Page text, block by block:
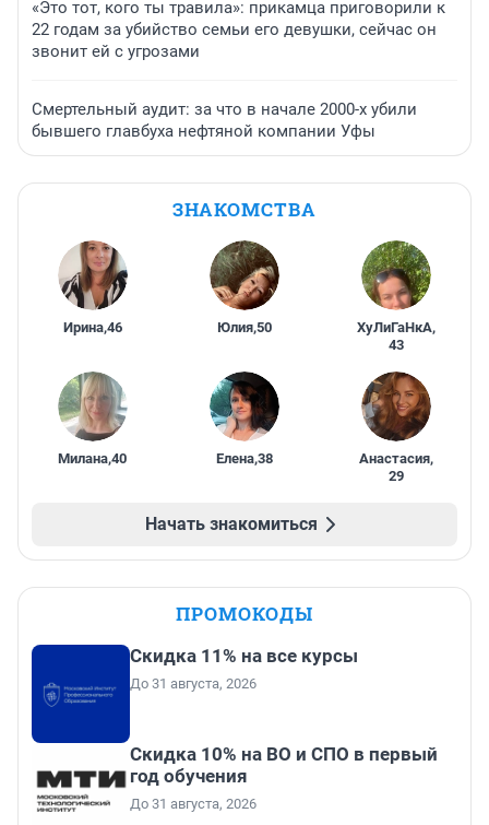
«Это тот, кого ты травила»: прикамца приговорили к
22 годам за убийство семьи его девушки, сейчас он
звонит ей с угрозами
Смертельный аудит: за что в начале 2000-х убили
бывшего главбуха нефтяной компании Уфы
ЗНАКОМСТВА
Ирина,46 Юлия,50 ХуЛиГаНкА,
43
Милана,40 Елена,38 Анастасия,
29
Начать знакомиться
ПРОМОКОДЫ
Скидка 11% на все курсы
До 31 августа, 2026
Скидка 10% на ВО и СПО в первый
год обучения
До 31 августа, 2026